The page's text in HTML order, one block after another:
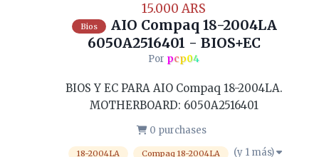
15.000 ARS
Bios
AIO Compaq 18-2004LA
6050A2516401 - BIOS+EC
Por pcp04
BIOS Y EC PARA AIO Compaq 18-2004LA.
MOTHERBOARD: 6050A2516401
0 purchases
18-2004LA Compaq 18-2004LA (y 1 más)